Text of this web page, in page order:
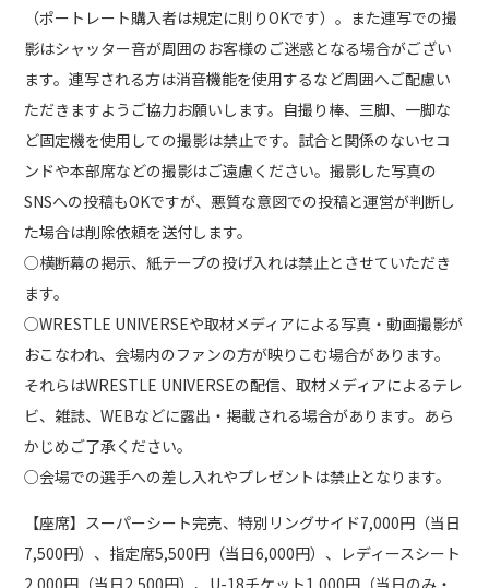
（ポートレート購入者は規定に則りOKです）。また連写での撮
影はシャッター音が周囲のお客様のご迷惑となる場合がござい
ます。連写される方は消音機能を使用するなど周囲へご配慮い
ただきますようご協力お願いします。自撮り棒、三脚、一脚な
ど固定機を使用しての撮影は禁止です。試合と関係のないセコ
ンドや本部席などの撮影はご遠慮ください。撮影した写真の
SNSへの投稿もOKですが、悪質な意図での投稿と運営が判断し
た場合は削除依頼を送付します。
○横断幕の掲示、紙テープの投げ入れは禁止とさせていただき
ます。
○WRESTLE UNIVERSEや取材メディアによる写真・動画撮影が
おこなわれ、会場内のファンの方が映りこむ場合があります。
それらはWRESTLE UNIVERSEの配信、取材メディアによるテレ
ビ、雑誌、WEBなどに露出・掲載される場合があります。あら
かじめご了承ください。
○会場での選手への差し入れやプレゼントは禁止となります。
【座席】スーパーシート完売、特別リングサイド7,000円（当日
7,500円）、指定席5,500円（当日6,000円）、レディースシート